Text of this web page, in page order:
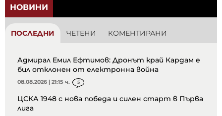
НОВИНИ
ПОСЛЕДНИ ЧЕТЕНИ КОМЕНТИРАНИ
Адмирал Емил Ефтимов: Дронът край Кардам е
бил отклонен от електронна война
08.08.2026 | 21:15 ч. 5
ЦСКА 1948 с нова победа и силен старт в Първа
лига